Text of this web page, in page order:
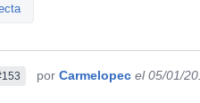
por Carmelopec el 05/01/